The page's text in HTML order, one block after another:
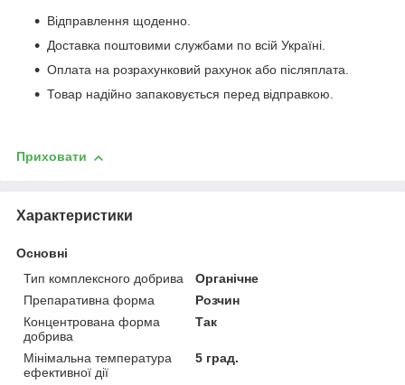
Відправлення щоденно.
Доставка поштовими службами по всій Україні.
Оплата на розрахунковий рахунок або післяплата.
Товар надійно запаковується перед відправкою.
Приховати
Характеристики
Основні
Тип комплексного добрива
Органічне
Препаративна форма
Розчин
Концентрована форма
добрива
Так
Мінімальна температура
ефективної дії
5 град.